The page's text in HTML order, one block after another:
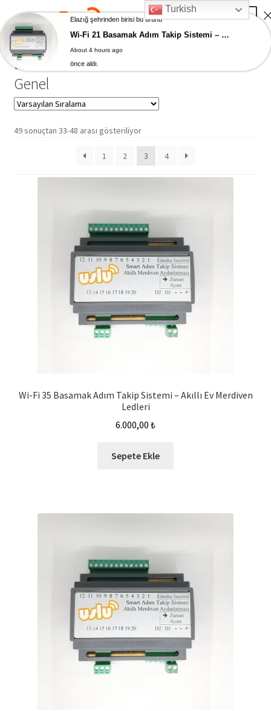
Skip
to
navigation
Skip
to
content
Menu
Ana Sayfa
AKILLI EV ÜRÜNLERİ
Adım Takip Sistemi
Genel
Genel
49 sonuçtan 33-48 arası gösteriliyor
1 2 3 4
Wi-Fi 35 Basamak Adım Takip Sistemi – Akıllı Ev Merdiven
Ledleri
6.000,00 ₺
Sepete Ekle
Turkish
Elazığ şehrinden birisi bu ürünü
Wi-Fi 21 Basamak Adım Takip Sistemi – Akıllı Ev Merdiven Ledleri
About 4 hours ago
önce aldı.